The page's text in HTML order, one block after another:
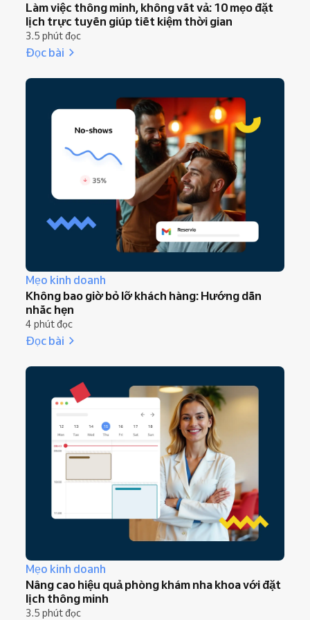
Làm việc thông minh, không vất vả: 10 mẹo đặt
lịch trực tuyến giúp tiết kiệm thời gian
3.5 phút đọc
Đọc bài
Mẹo kinh doanh
Không bao giờ bỏ lỡ khách hàng: Hướng dẫn
nhắc hẹn
4 phút đọc
Đọc bài
Mẹo kinh doanh
Nâng cao hiệu quả phòng khám nha khoa với đặt
lịch thông minh
3.5 phút đọc